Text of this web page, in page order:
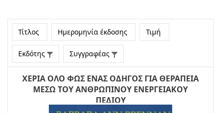
Τίτλος Ημερομηνία έκδοσης Τιμή
Εκδότης Συγγραφέας
ΧΕΡΙΑ ΟΛΟ ΦΩΣ ΕΝΑΣ ΟΔΗΓΟΣ ΓΙΑ ΘΕΡΑΠΕΙΑ
ΜΕΣΩ ΤΟΥ ΑΝΘΡΩΠΙΝΟΥ ΕΝΕΡΓΕΙΑΚΟΥ
ΠΕΔΙΟΥ